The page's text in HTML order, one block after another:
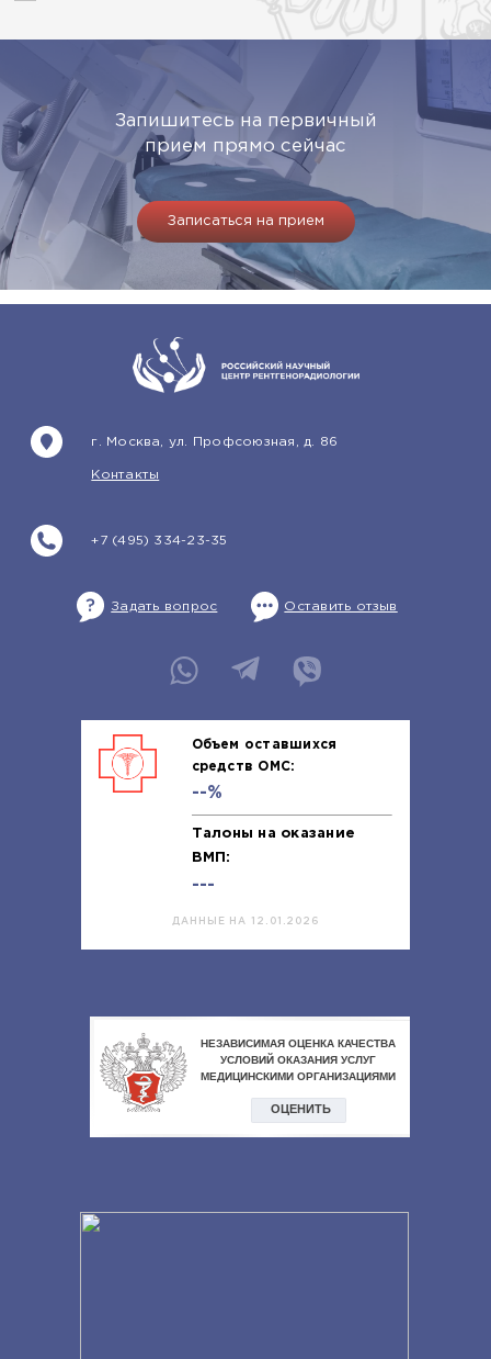
Запишитесь на первичный
прием прямо сейчас
Записаться на прием
+7 (495) 334-23-35
г. Москва, ул. Профсоюзная, д. 86
Контакты
Задать вопрос Оставить отзыв
Объем оставшихся
средств ОМС:
--%
Талоны на оказание
ВМП:
---
ДАННЫЕ НА 12.01.2026